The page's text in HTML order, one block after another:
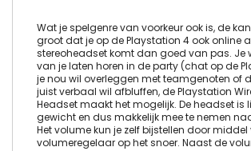
Wat je spelgenre van voorkeur ook is, de
groot dat je op de Playstation 4 ook online
stereoheadset komt dan goed van pas. Je
van je laten horen in de party (chat op de
je nou wil overleggen met teamgenoten of
juist verbaal wil afbluffen, de Playstation
Headset maakt het mogelijk. De headset is
gewicht en dus makkelijk mee te nemen
Het volume kun je zelf bijstellen door
volumeregelaar op het snoer. Naast de